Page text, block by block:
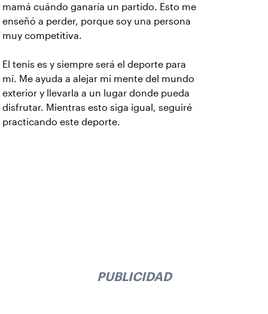
mamá cuándo ganaría un partido. Esto me
enseñó a perder, porque soy una persona
muy competitiva.
El tenis es y siempre será el deporte para
mí. Me ayuda a alejar mi mente del mundo
exterior y llevarla a un lugar donde pueda
disfrutar. Mientras esto siga igual, seguiré
practicando este deporte.
PUBLICIDAD